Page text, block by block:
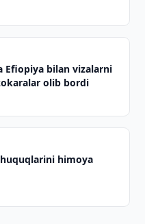
Efiopiya bilan vizalarni
olib bordi
himoya